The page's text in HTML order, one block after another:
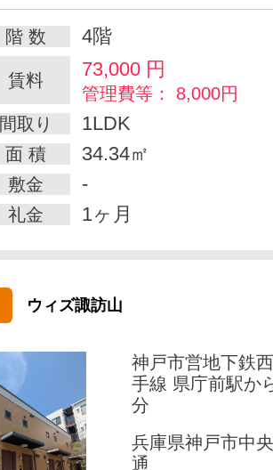
階 数 4階
賃料 73,000 円
管理費等： 8,000円
間取り
1LDK
面 積 34.34㎡
敷金 -
礼金 1ヶ月
ウィズ諏訪山
神戸市営地下鉄
手線 県庁前駅か
分
兵庫県神戸市中
通